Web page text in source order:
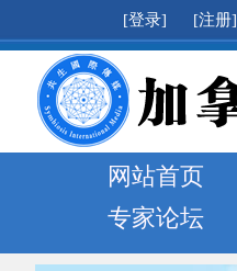
[登录] [注册]
网站首页
专家论坛